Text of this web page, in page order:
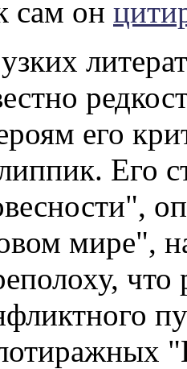
сам он
его
Его
мире",
что